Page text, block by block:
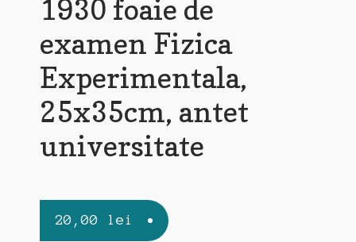
1930 foaie de
examen Fizica
Experimentala,
25x35cm, antet
universitate
20,00 lei